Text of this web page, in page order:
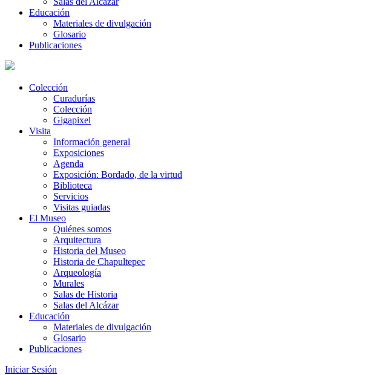
Educación
Materiales de divulgación
Glosario
Publicaciones
Colección
Curadurías
Colección
Gigapixel
Visita
Información general
Exposiciones
Agenda
Exposición: Bordado, de la virtud
Biblioteca
Servicios
Visitas guiadas
El Museo
Quiénes somos
Arquitectura
Historia del Museo
Historia de Chapultepec
Arqueología
Murales
Salas de Historia
Salas del Alcázar
Educación
Materiales de divulgación
Glosario
Publicaciones
Iniciar Sesión